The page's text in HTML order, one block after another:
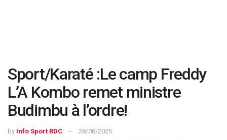
Sport/Karaté :Le camp Freddy
L’A Kombo remet ministre
Budimbu à l’ordre!
by Info Sport RDC 28/08/2025